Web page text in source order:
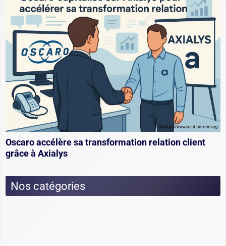
Oscaro accélère sa transformation relation client
grâce à Axialys
Nos catégories